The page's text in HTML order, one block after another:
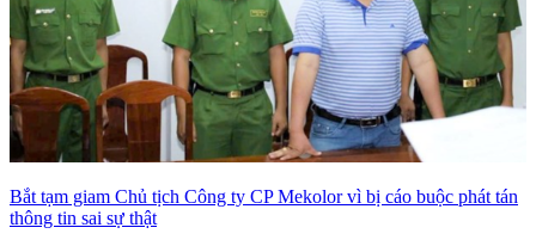
Bắt tạm giam Chủ tịch Công ty CP Mekolor vì bị cáo buộc phát tán
thông tin sai sự thật